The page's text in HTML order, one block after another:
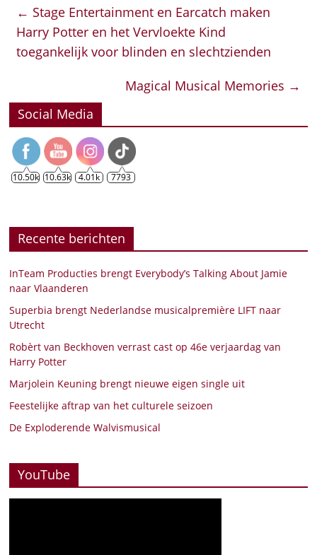
← Stage Entertainment en Earcatch maken
Harry Potter en het Vervloekte Kind
toegankelijk voor blinden en slechtzienden
Magical Musical Memories →
Social Media
10.50k 10.63k 4.01k 7793
Recente berichten
InTeam Producties brengt Everybody’s Talking About Jamie
naar Vlaanderen
Superbia brengt Nederlandse musicalpremière LIFT naar
Utrecht
Robèrt van Beckhoven verrast cast op 46e verjaardag van
Harry Potter
Marjolein Keuning brengt nieuwe eigen single uit
Feestelijke aftrap van het culturele seizoen
De Exploderende Walvismusical
YouTube